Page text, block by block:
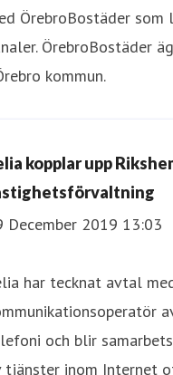
ÖrebroBostäder
ÖrebroBostäder
kommun.
kopplar upp
December 2019 13:03
har tecknat avtal
och blir
tjänster inom Internet